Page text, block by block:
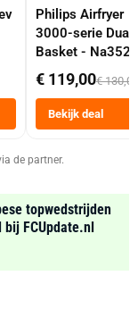
Philips Airfryer
3000-serie Dual
Basket -
Dubbele Mand 9
Tot 6 Personen
Heteluchtfriteuse
Zwart
€ 119,00€ 130,00
Bekijk deal
de partner.
topwedstrijden
FCUpdate.nl